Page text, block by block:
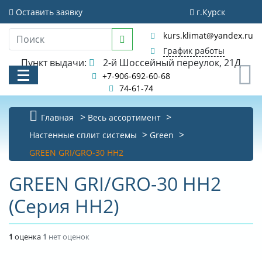
Оставить заявку г.Курск
kurs.klimat@yandex.ru
График работы
Пункт выдачи: 2-й Шоссейный переулок, 21Д
+7-906-692-60-68
74-61-74
КАТАЛОГ
АКЦИИ И РАСПРОДАЖИ
УСЛУГИ
БИБЛИОТЕКА
Главная
Весь ассортимент
Настенные сплит системы
Green
GREEN GRI/GRO-30 HH2
GREEN GRI/GRO-30 HH2
(Серия HH2)
1 оценка 1 нет оценок